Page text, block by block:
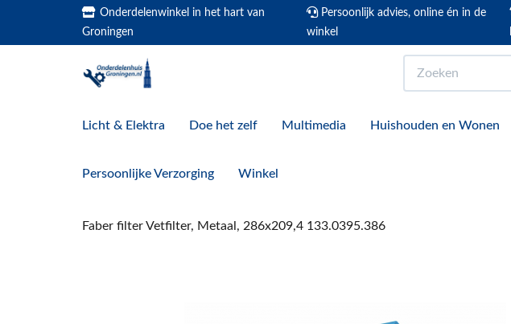
Onderdelenwinkel in het hart van
Groningen
Persoonlijk advies, online én in de
winkel
Licht & Elektra Doe het zelf Multimedia Huishouden en Wonen
Persoonlijke Verzorging Winkel
Faber filter Vetfilter, Metaal, 286x209,4 133.0395.386